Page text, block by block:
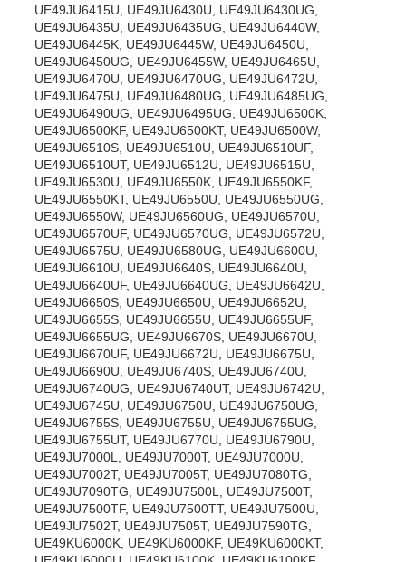
UE49JU6415U, UE49JU6430U, UE49JU6430UG,
UE49JU6435U, UE49JU6435UG, UE49JU6440W,
UE49JU6445K, UE49JU6445W, UE49JU6450U,
UE49JU6450UG, UE49JU6455W, UE49JU6465U,
UE49JU6470U, UE49JU6470UG, UE49JU6472U,
UE49JU6475U, UE49JU6480UG, UE49JU6485UG,
UE49JU6490UG, UE49JU6495UG, UE49JU6500K,
UE49JU6500KF, UE49JU6500KT, UE49JU6500W,
UE49JU6510S, UE49JU6510U, UE49JU6510UF,
UE49JU6510UT, UE49JU6512U, UE49JU6515U,
UE49JU6530U, UE49JU6550K, UE49JU6550KF,
UE49JU6550KT, UE49JU6550U, UE49JU6550UG,
UE49JU6550W, UE49JU6560UG, UE49JU6570U,
UE49JU6570UF, UE49JU6570UG, UE49JU6572U,
UE49JU6575U, UE49JU6580UG, UE49JU6600U,
UE49JU6610U, UE49JU6640S, UE49JU6640U,
UE49JU6640UF, UE49JU6640UG, UE49JU6642U,
UE49JU6650S, UE49JU6650U, UE49JU6652U,
UE49JU6655S, UE49JU6655U, UE49JU6655UF,
UE49JU6655UG, UE49JU6670S, UE49JU6670U,
UE49JU6670UF, UE49JU6672U, UE49JU6675U,
UE49JU6690U, UE49JU6740S, UE49JU6740U,
UE49JU6740UG, UE49JU6740UT, UE49JU6742U,
UE49JU6745U, UE49JU6750U, UE49JU6750UG,
UE49JU6755S, UE49JU6755U, UE49JU6755UG,
UE49JU6755UT, UE49JU6770U, UE49JU6790U,
UE49JU7000L, UE49JU7000T, UE49JU7000U,
UE49JU7002T, UE49JU7005T, UE49JU7080TG,
UE49JU7090TG, UE49JU7500L, UE49JU7500T,
UE49JU7500TF, UE49JU7500TT, UE49JU7500U,
UE49JU7502T, UE49JU7505T, UE49JU7590TG,
UE49KU6000K, UE49KU6000KF, UE49KU6000KT,